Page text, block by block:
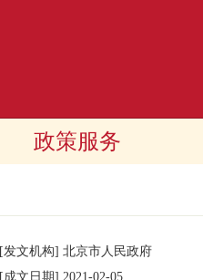
政策服务
[发文机构] 北京市人民政府
[成文日期] 2021-02-05